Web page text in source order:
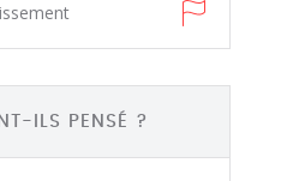
ILS PENSÉ ?